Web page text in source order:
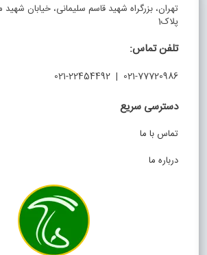
تهران، بزرگراه شهید قاسم سلیمانی، خیابان
پلاک1
تلفن تماس:
021-77720986 | 021-22454492
دسترسی سریع
تماس با ما
درباره ما